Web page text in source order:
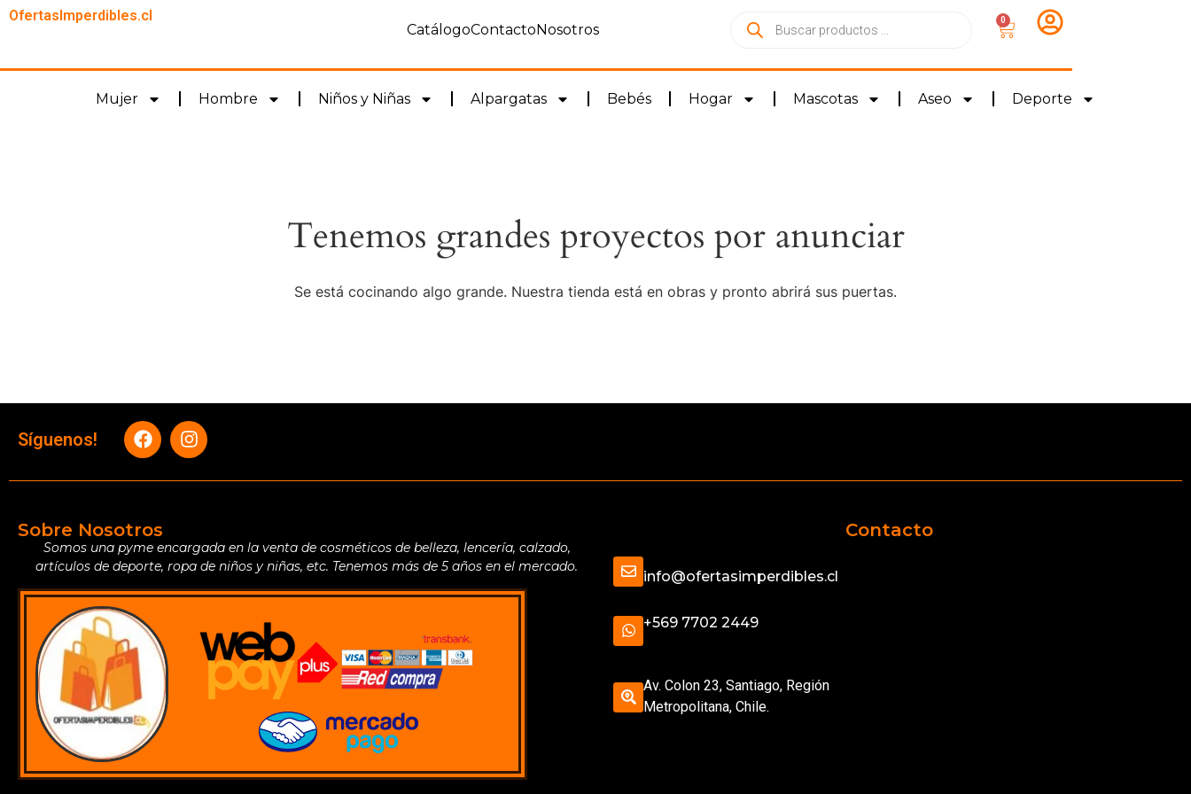
OfertasImperdibles.cl
CatálogoContactoNosotros
0
Mujer Hombre Niños y Niñas Alpargatas Bebés Hogar Mascotas Aseo Deporte
Tenemos grandes proyectos por anunciar
Se está cocinando algo grande. Nuestra tienda está en obras y pronto abrirá sus puertas.
Síguenos!
Sobre Nosotros
Somos una pyme encargada en la venta de cosméticos de belleza, lencería, calzado,
artículos de deporte, ropa de niños y niñas, etc. Tenemos más de 5 años en el mercado.
Contacto
info@ofertasimperdibles.cl
+569 7702 2449
Av. Colon 23, Santiago, Región
Metropolitana, Chile.